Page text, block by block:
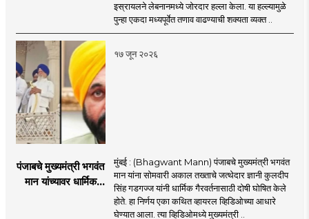
इराण-अमेरिकेत आरोप-
प्रत्यारोप
इस्रायलने लेबनानमध्ये जोरदार हल्ला केला. या हल्ल्यामुळे
पुन्हा एकदा मध्यपूर्वेत तणाव वाढण्याची शक्यता व्यक्त ..
१७ जून २०२६
पंजाबचे मुख्यमंत्री भगवंत
मान यांच्यावर धार्मिक
मुंबई : (Bhagwant Mann) पंजाबचे मुख्यमंत्री भगवंत
मान यांना सोमवारी अकाल तख्ताचे जत्थेदार ज्ञानी कुलदीप
सिंह गडगज्ज यांनी धार्मिक गैरवर्तनासाठी दोषी घोषित केले
होते. हा निर्णय एका कथित व्हायरल व्हिडिओच्या आधारे
घेण्यात आला. त्या व्हिडिओमध्ये मुख्यमंत्री ..